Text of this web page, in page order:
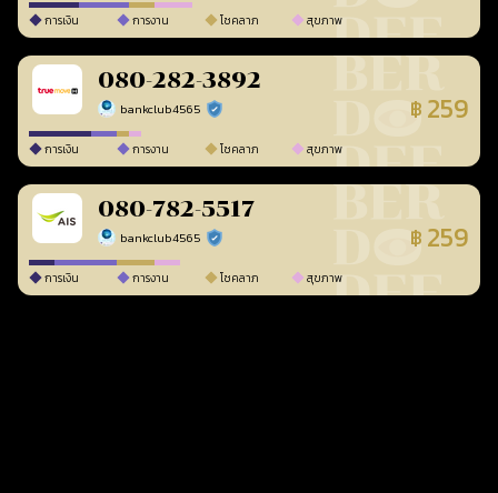
การเงิน การงาน โชคลาภ สุขภาพ
080-282-3892
bankclub4565 ร้านยืนยันแล้ว ฿ 259
การเงิน การงาน โชคลาภ สุขภาพ
080-782-5517
bankclub4565 ร้านยืนยันแล้ว ฿ 259
การเงิน การงาน โชคลาภ สุขภาพ